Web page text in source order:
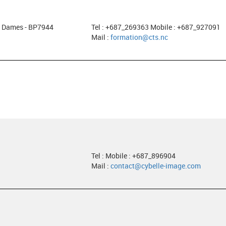
- BP7944
Tel : +687_269363 Mobile : +687_927091
Mail : formation@cts.nc
Tel : Mobile : +687_896904
Mail : contact@cybelle-image.com